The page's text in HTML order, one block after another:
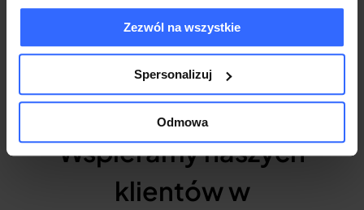
Zezwól na wszystkie
Spersonalizuj
Odmowa
na rynku usług informatycznych.
Wspieramy naszych
klientów w